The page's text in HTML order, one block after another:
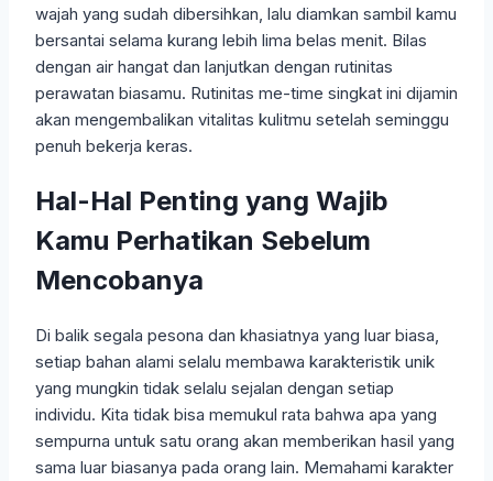
wajah yang sudah dibersihkan, lalu diamkan sambil kamu
bersantai selama kurang lebih lima belas menit. Bilas
dengan air hangat dan lanjutkan dengan rutinitas
perawatan biasamu. Rutinitas me-time singkat ini dijamin
akan mengembalikan vitalitas kulitmu setelah seminggu
penuh bekerja keras.
Hal-Hal Penting yang Wajib
Kamu Perhatikan Sebelum
Mencobanya
Di balik segala pesona dan khasiatnya yang luar biasa,
setiap bahan alami selalu membawa karakteristik unik
yang mungkin tidak selalu sejalan dengan setiap
individu. Kita tidak bisa memukul rata bahwa apa yang
sempurna untuk satu orang akan memberikan hasil yang
sama luar biasanya pada orang lain. Memahami karakter